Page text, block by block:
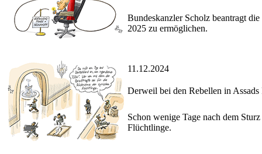
Bundeskanzler Scholz beantragt
2025 zu ermöglichen.
11.12.2024
Derweil bei den Rebellen in Assads
Schon wenige Tage nach dem
Flüchtlinge.